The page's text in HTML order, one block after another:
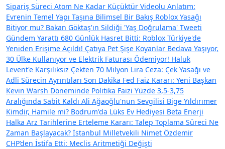
Sipariş Süreci Atom Ne Kadar Küçüktür Videolu Anlatım:
Evrenin Temel Yapı Taşına Bilimsel Bir Bakış Roblox Yasağı
Bitiyor mu? Bakan Göktaş'ın Sildiği 'Yaş Doğrulama' Tweeti
Gündem Yarattı 680 Günlük Hasret Bitti: Roblox Türkiye'de
Yeniden Erişime Açıldı! Çatıya Pet Şişe Koyanlar Bedava Yaşıyor,
30 Ülke Kullanıyor ve Elektrik Faturası Ödemiyor! Haluk
Levent'e Karşılıksız Çekten 70 Milyon Lira Ceza: Çek Yasağı ve
Adli Sürecin Ayrıntıları Son Dakika Fed Faiz Kararı: Yeni Başkan
Kevin Warsh Döneminde Politika Faizi Yüzde 3,5-3,75
Aralığında Sabit Kaldı Ali Ağaoğlu'nun Sevgilisi Bige Yıldırımer
Kimdir, Hamile mi? Bodrum'da Lüks Ev Hediyesi Beta Enerji
Halka Arz Tarihlerine Erteleme Kararı: Talep Toplama Süreci Ne
Zaman Başlayacak? İstanbul Milletvekili Nimet Özdemir
CHP’den İstifa Etti: Meclis Aritmetiği Değişti